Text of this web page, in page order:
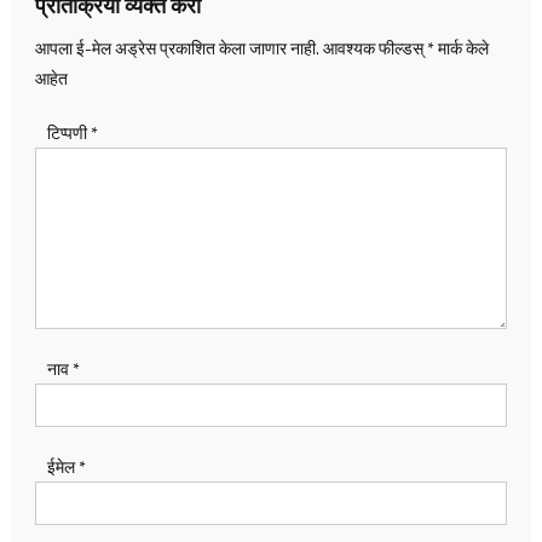
आपला ई-मेल अड्रेस प्रकाशित केला जाणार नाही.आवश्यक फील्डस्*मार्क केले
आहेत
टिप्पणी*
नाव*
ईमेल*